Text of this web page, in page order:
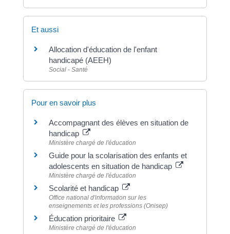
Et aussi
Allocation d'éducation de l'enfant
handicapé (AEEH)
Social - Santé
Pour en savoir plus
Accompagnant des élèves en situation de
handicap
Ministère chargé de l'éducation
Guide pour la scolarisation des enfants et
adolescents en situation de handicap
Ministère chargé de l'éducation
Scolarité et handicap
Office national d'information sur les
enseignements et les professions (Onisep)
Éducation prioritaire
Ministère chargé de l'éducation